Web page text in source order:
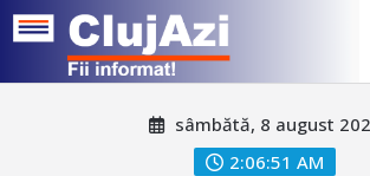
sâmbătă, 8 august
2:06:54 AM